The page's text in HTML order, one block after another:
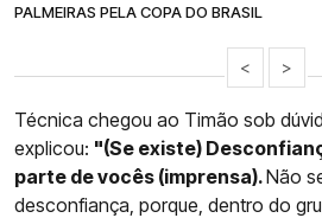
PALMEIRAS PELA COPA DO BRASIL
< >
Técnica chegou ao Timão sob
explicou: "(Se existe)
parte de vocês (imprensa).Não
desconfiança, porque, dentro do